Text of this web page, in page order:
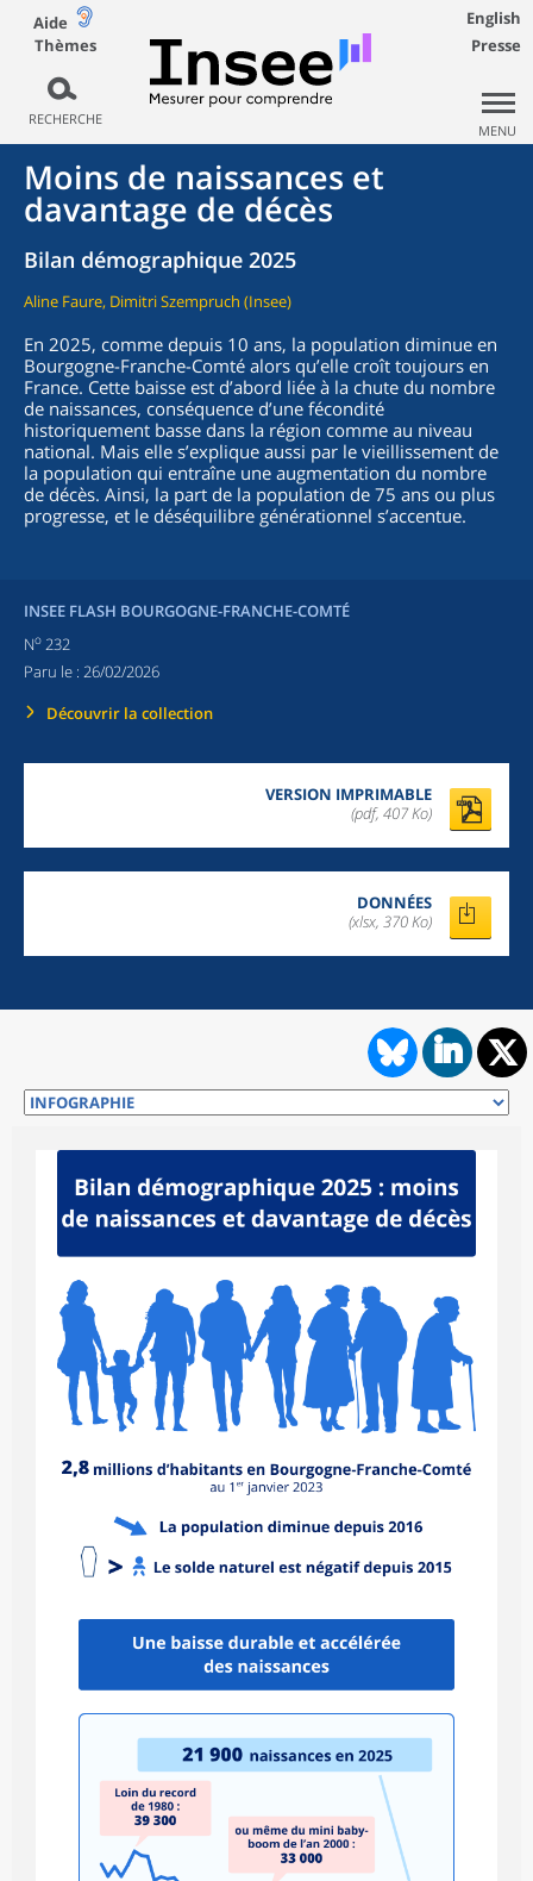
Aide
Thèmes
RECHERCHE
English
Presse
MENU
Moins de naissances et
davantage de décès
Bilan démographique 2025
Aline Faure, Dimitri Szempruch (Insee)
En 2025, comme depuis 10 ans, la population diminue en
Bourgogne-Franche-Comté alors qu’elle croît toujours en
France. Cette baisse est d’abord liée à la chute du nombre
de naissances, conséquence d’une fécondité
historiquement basse dans la région comme au niveau
national. Mais elle s’explique aussi par le vieillissement de
la population qui entraîne une augmentation du nombre
de décès. Ainsi, la part de la population de 75 ans ou plus
progresse, et le déséquilibre générationnel s’accentue.
INSEE FLASH BOURGOGNE-FRANCHE-COMTÉ
No 232
Paru le : 26/02/2026
Découvrir la collection
VERSION IMPRIMABLE
(pdf, 407 Ko)
DONNÉES
(xlsx, 370 Ko)